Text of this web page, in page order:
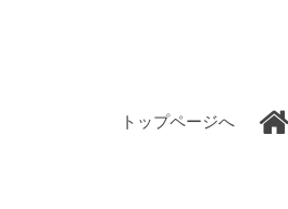
トップページへ